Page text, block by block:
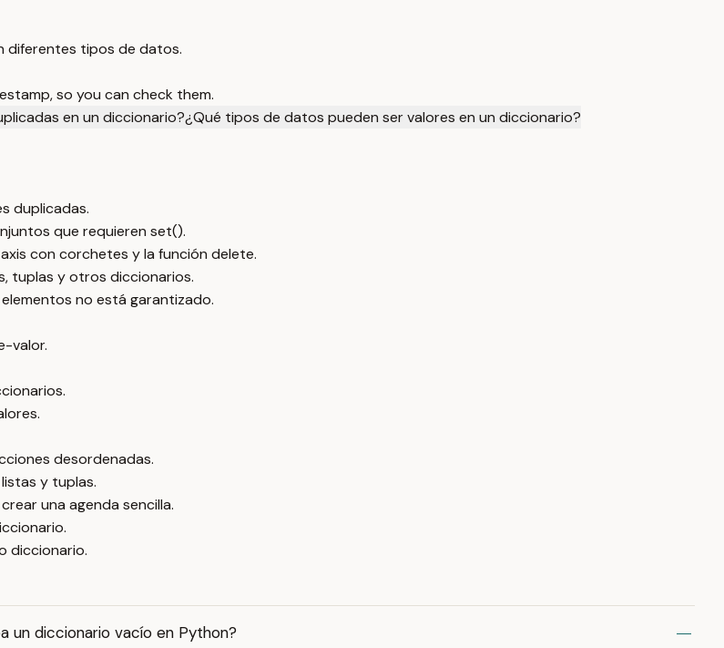
diferentes tipos de datos.
so you can check them.
en un diccionario?¿Qué tipos de datos pueden ser valores en un diccionario?
duplicadas.
que requieren set().
con corchetes y la función delete.
tuplas y otros diccionarios.
no está garantizado.
valor.
desordenadas.
y tuplas.
una agenda sencilla.
diccionario.
un diccionario vacío en Python?